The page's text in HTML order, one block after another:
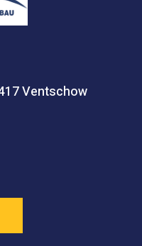
Ventschow